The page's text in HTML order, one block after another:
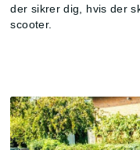
der sikrer dig, hvis der
scooter.